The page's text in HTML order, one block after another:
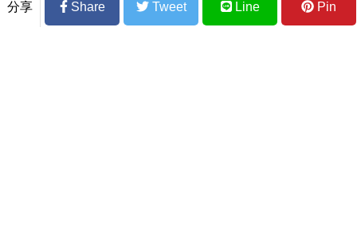
頭痛都可能是三高警訊
分享 Share Tweet Line Pin